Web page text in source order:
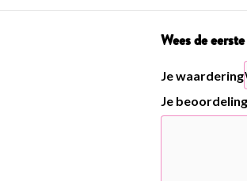
Wees de
Je waardering
Je beoordeling